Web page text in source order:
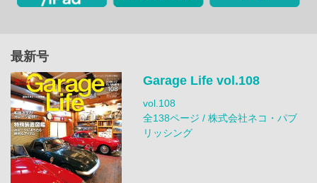
最新号
Garage Life vol.108
vol.108
全138ページ / 株式会社ネコ・パブ
リッシング